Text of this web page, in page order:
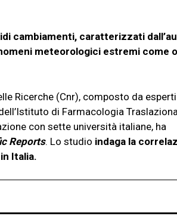
cambiamenti, caratterizzati
meteorologici estremi come
Ricerche (Cnr), composto da
di Farmacologia
con sette università italiane, ha
Reports. Lo studio indaga la
Italia.